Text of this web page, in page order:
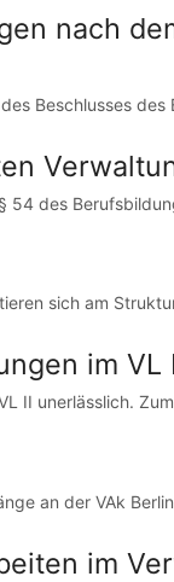
nach
Beschlusses des
54 des
sich am
im VL
II unerlässlich.
an der VAk Berlin
im